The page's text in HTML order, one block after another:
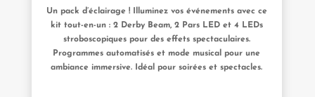
Un pack d’éclairage ! Illuminez vos événements avec ce
kit tout-en-un : 2 Derby Beam, 2 Pars LED et 4 LEDs
stroboscopiques pour des effets spectaculaires.
Programmes automatisés et mode musical pour une
ambiance immersive. Idéal pour soirées et spectacles.